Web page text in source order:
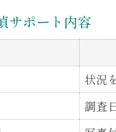
サポート内容
状況
調査